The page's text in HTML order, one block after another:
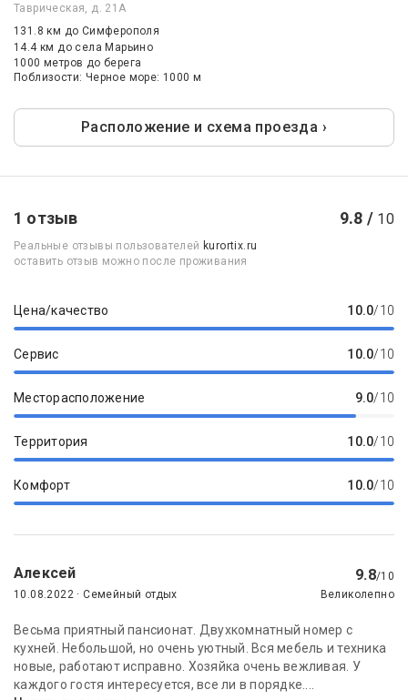
Таврическая, д. 21А
131.8 км до Симферополя
14.4 кмдо села Марьино
1000 метров до берега
Поблизости: Черное море: 1000 м
Расположение и схема проезда ›
1 отзыв 9.8 / 10
Реальные отзывы пользователей kurortix.ru
оставить отзыв можно после проживания
Цена/качество 10.0/10
Сервис 10.0/10
Месторасположение 9.0/10
Территория 10.0/10
Комфорт 10.0/10
Алексей 9.8/10
10.08.2022 · Семейный отдых
Великолепно
Весьма приятный пансионат. Двухкомнатный номер с
кухней. Небольшой, но очень уютный. Вся мебель и техника
новые, работают исправно. Хозяйка очень вежливая. У
каждого гостя интересуется, все ли в порядке....